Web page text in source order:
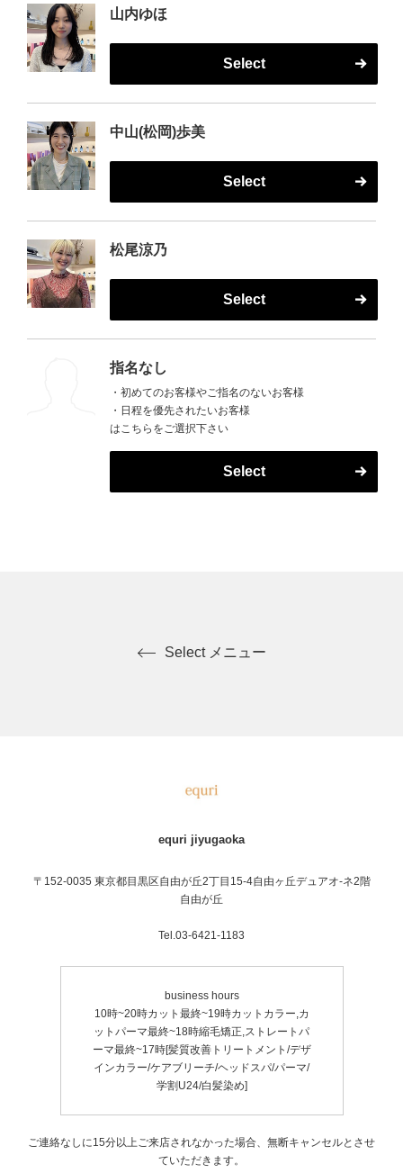
山内ゆほ
Select
中山(松岡)歩美
Select
松尾涼乃
Select
指名なし
・初めてのお客様やご指名のないお客様
・日程を優先されたいお客様
はこちらをご選択下さい
Select
Select メニュー
equri jiyugaoka
〒152-0035 東京都目黒区自由が丘2丁目15-4自由ヶ丘デュアオ-ネ2階
自由が丘
Tel.03-6421-1183
business hours
10時~20時カット最終~19時カットカラー,カ
ットパーマ最終~18時縮毛矯正,ストレートパ
ーマ最終~17時[髪質改善トリートメント/デザ
インカラー/ケアブリーチ/ヘッドスパ/パーマ/
学割U24/白髪染め]
ご連絡なしに15分以上ご来店されなかった場合、無断キャンセルとさせ
ていただきます。